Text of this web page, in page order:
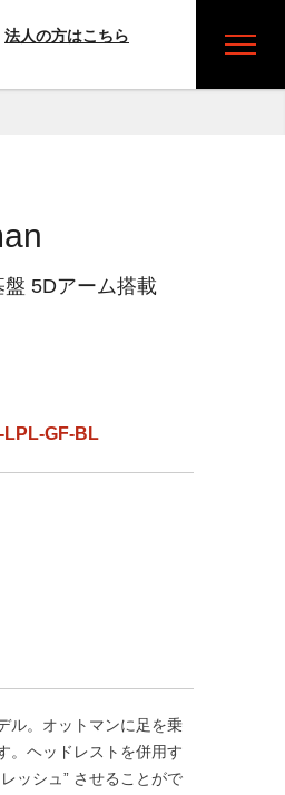
法人の方はこちら
5Dアーム搭載
LPL-GF-BL
ル。オットマンに足を乗
。ヘッドレストを併用す
ッシュ” させることがで